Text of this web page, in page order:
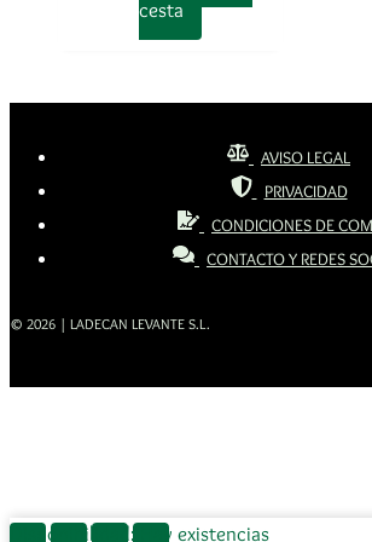
cesta
AVISO LEGAL
PRIVACIDAD
CONDICIONES DE
CONTACTO Y REDES
© 2026 | LADECAN LEVANTE S.L.
Disponibilidad: Hay existencias